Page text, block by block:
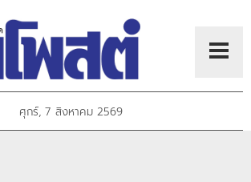
ศุกร์, 7 สิงหาคม 2569